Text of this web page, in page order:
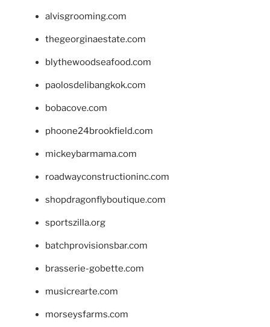
alvisgrooming.com
thegeorginaestate.com
blythewoodseafood.com
paolosdelibangkok.com
bobacove.com
phoone24brookfield.com
mickeybarmama.com
roadwayconstructioninc.com
shopdragonflyboutique.com
sportszilla.org
batchprovisionsbar.com
brasserie-gobette.com
musicrearte.com
morseysfarms.com